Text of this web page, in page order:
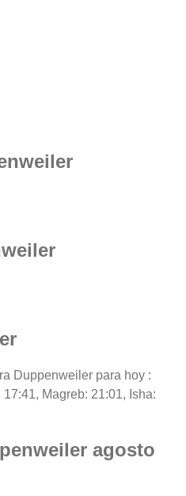
Duppenweiler para hoy :
Magreb: 21:01, Isha:
agosto